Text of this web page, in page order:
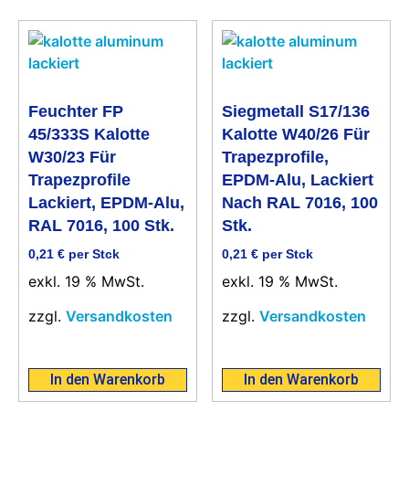
Feuchter FP
45/333S Kalotte
W30/23 Für
Trapezprofile
Lackiert, EPDM-Alu,
RAL 7016, 100 Stk.
0,21 € per Stck
exkl. 19 % MwSt.
zzgl. Versandkosten
In den Warenkorb
Siegmetall S17/136
Kalotte W40/26 Für
Trapezprofile,
EPDM-Alu, Lackiert
Nach RAL 7016, 100
Stk.
0,21€ per Stck
exkl. 19 % MwSt.
zzgl.Versandkosten
In den Warenkorb